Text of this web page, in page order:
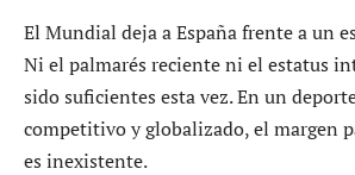
El Mundial deja a España frente a un
Ni el palmarés reciente ni el estatus
sido suficientes esta vez. En un
competitivo y globalizado, el margen
es inexistente.